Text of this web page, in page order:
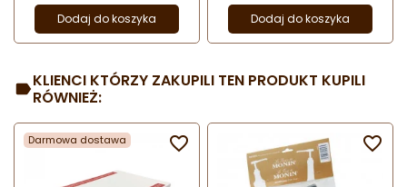
Dodaj do koszyka Dodaj do koszyka
KLIENCI KTÓRZY ZAKUPILI TEN PRODUKT KUPILI
RÓWNIEŻ:
Darmowa dostawa  